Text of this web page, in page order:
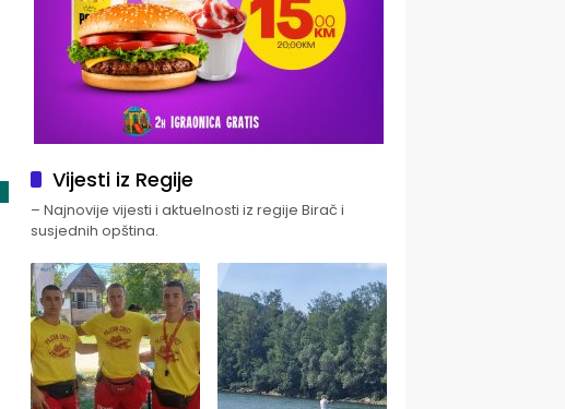
Vijesti iz Regije
– Najnovije vijesti i aktuelnosti iz regije Birač i
susjednih opština.